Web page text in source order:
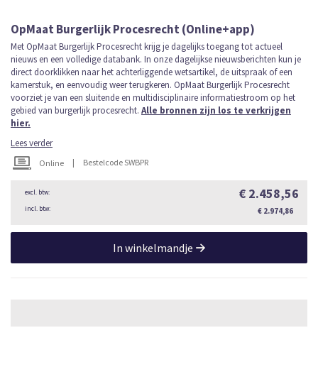
OpMaat Burgerlijk Procesrecht (Online+app)
Met OpMaat Burgerlijk Procesrecht krijg je dagelijks toegang tot actueel
nieuws en een volledige databank. In onze dagelijkse nieuwsberichten kun je
direct doorklikken naar het achterliggende wetsartikel, de uitspraak of een
kamerstuk, en eenvoudig weer terugkeren. OpMaat Burgerlijk Procesrecht
voorziet je van een sluitende en multidisciplinaire informatiestroom op het
gebied van burgerlijk procesrecht. Alle bronnen zijn los te verkrijgen
hier.
Lees verder
Online | Bestelcode SWBPR
€ 2.458,56
€ 2.974,86
In winkelmandje